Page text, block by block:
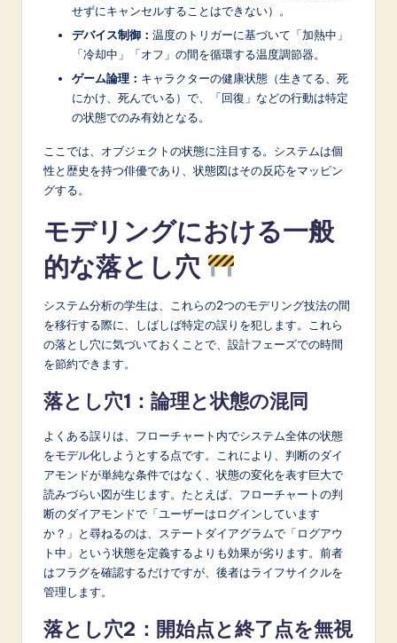
せずにキャンセルすることはできない）。
デバイス制御： 温度のトリガーに基づいて「加熱中」
「冷却中」「オフ」の間を循環する温度調節器。
ゲーム論理： キャラクターの健康状態（生きてる、死
にかけ、死んでいる）で、「回復」などの行動は特定
の状態でのみ有効となる。
ここでは、オブジェクトの状態に注目する。システムは個
性と歴史を持つ俳優であり、状態図はその反応をマッピン
グする。
モデリングにおける一般
的な落とし穴
システム分析の学生は、これらの2つのモデリング技法の間
を移行する際に、しばしば特定の誤りを犯します。これら
の落とし穴に気づいておくことで、設計フェーズでの時間
を節約できます。
落とし穴1：論理と状態の混同
よくある誤りは、フローチャート内でシステム全体の状態
をモデル化しようとする点です。これにより、判断のダイ
アモンドが単純な条件ではなく、状態の変化を表す巨大で
読みづらい図が生じます。たとえば、フローチャートの判
断のダイアモンドで「ユーザーはログインしています
か？」と尋ねるのは、ステートダイアグラムで「ログアウ
ト中」という状態を定義するよりも効果が劣ります。前者
はフラグを確認するだけですが、後者はライフサイクルを
管理します。
落とし穴2：開始点と終了点を無視